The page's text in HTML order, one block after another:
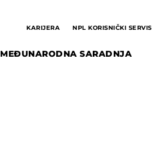
KARIJERA NPL KORISNIČKI SERVIS
MEĐUNARODNA SARADNJA